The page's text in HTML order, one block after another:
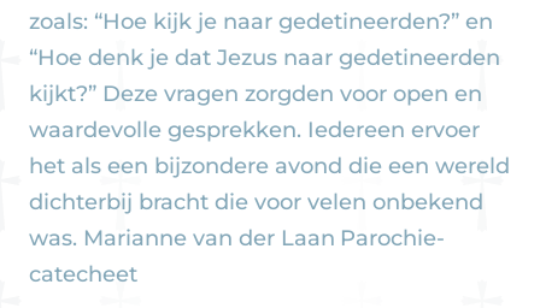
zoals: “Hoe kijk je naar gedetineerden?” en
“Hoe denk je dat Jezus naar gedetineerden
kijkt?” Deze vragen zorgden voor open en
waardevolle gesprekken. Iedereen ervoer
het als een bijzondere avond die een wereld
dichterbij bracht die voor velen onbekend
was. Marianne van der Laan Parochie-
catecheet